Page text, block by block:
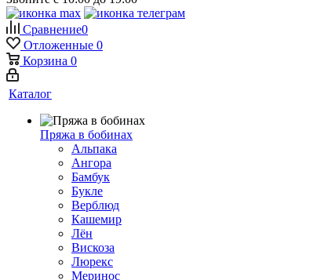
Сравнение0
Отложенные 0
Корзина 0
Каталог
Пряжа в бобинах
Альпака
Ангора
Бамбук
Букле
Верблюд
Кашемир
Лён
Вискоза
Люрекс
Меринос